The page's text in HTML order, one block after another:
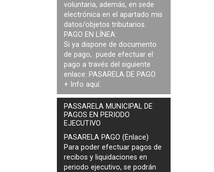
voluntaria, además, en sede
electrónica en el apartado mis
datos/objetos tributarios.
PAGO EN LÍNEA:
Si ya dispone de documento
de pago, puede efectuar el
pago a través del siguiente
enlace: PASARELA DE PAGO
+ Info aquí.
PASSARELA MUNICIPAL DE
PAGOS EN PERIODO
EJECUTIVO
PASARELA PAGO (Enlace)
Para poder efectuar pagos de
recibos y liquidaciones en
periodo ejecutivo, se podrán